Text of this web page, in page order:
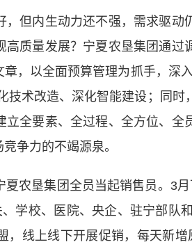
但内生动力还不强，需求驱动
质量发展？宁夏农垦集团通过
章，以全面预算管理为抓手，深
技术改造、深化智能建设；同时
全要素、全过程、全方位、全
争力的不竭源泉。
农垦集团全员当起销售员。3月
学校、医院、央企、驻宁部队
线上线下开展促销，每天新增